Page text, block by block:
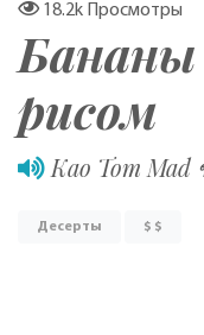
18.2k Просмотры
рисом
Kao Tom
Десерты $ $